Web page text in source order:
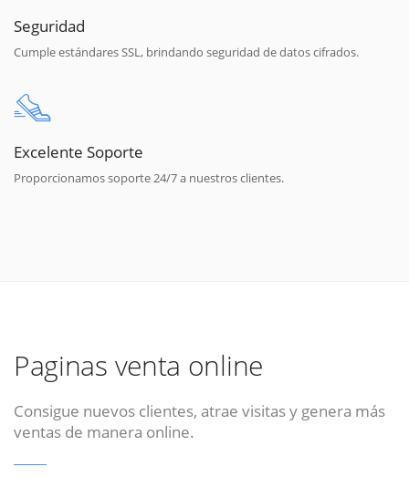
Seguridad
Cumple estándares SSL, brindando seguridad de datos cifrados.
Excelente Soporte
Proporcionamos soporte 24/7 a nuestros clientes.
Paginas venta online
Consigue nuevos clientes, atrae visitas y genera más
ventas de manera online.